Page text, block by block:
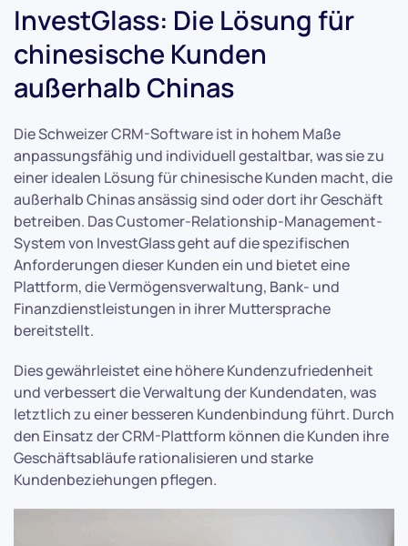
InvestGlass: Die Lösung für
chinesische Kunden
außerhalb Chinas
Die Schweizer CRM-Software ist in hohem Maße
anpassungsfähig und individuell gestaltbar, was sie zu
einer idealen Lösung für chinesische Kunden macht, die
außerhalb Chinas ansässig sind oder dort ihr Geschäft
betreiben. Das Customer-Relationship-Management-
System von InvestGlass geht auf die spezifischen
Anforderungen dieser Kunden ein und bietet eine
Plattform, die Vermögensverwaltung, Bank- und
Finanzdienstleistungen in ihrer Muttersprache
bereitstellt.
Dies gewährleistet eine höhere Kundenzufriedenheit
und verbessert die Verwaltung der Kundendaten, was
letztlich zu einer besseren Kundenbindung führt. Durch
den Einsatz der CRM-Plattform können die Kunden ihre
Geschäftsabläufe rationalisieren und starke
Kundenbeziehungen pflegen.